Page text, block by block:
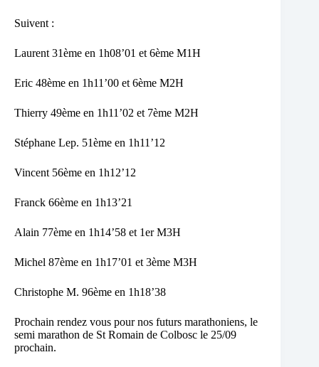
Suivent :
Laurent 31ème en 1h08’01 et 6ème M1H
Eric 48ème en 1h11’00 et 6ème M2H
Thierry 49ème en 1h11’02 et 7ème M2H
Stéphane Lep. 51ème en 1h11’12
Vincent 56ème en 1h12’12
Franck 66ème en 1h13’21
Alain 77ème en 1h14’58 et 1er M3H
Michel 87ème en 1h17’01 et 3ème M3H
Christophe M. 96ème en 1h18’38
Prochain rendez vous pour nos futurs marathoniens, le
semi marathon de St Romain de Colbosc le 25/09
prochain.